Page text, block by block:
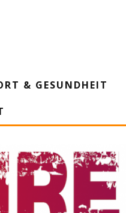
& GESUNDHEIT